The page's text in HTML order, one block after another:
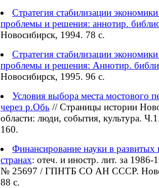
Стратегия стабилизации
проблемы и решения: аннотир.
Новосибирск, 1994. 78 с.
Стратегия стабилизации
проблемы и решения: Аннотир.
Новосибирск, 1995. 96 с.
Условия выбора места мостового
через р.Обь // Страницы истории
области: люди, события, культура.
160.
Финансирование науки в развитых
странах: отеч. и иностр. лит. за 1986-
№ 25697 / ГПНТБ СО АН СССР.
88 с.